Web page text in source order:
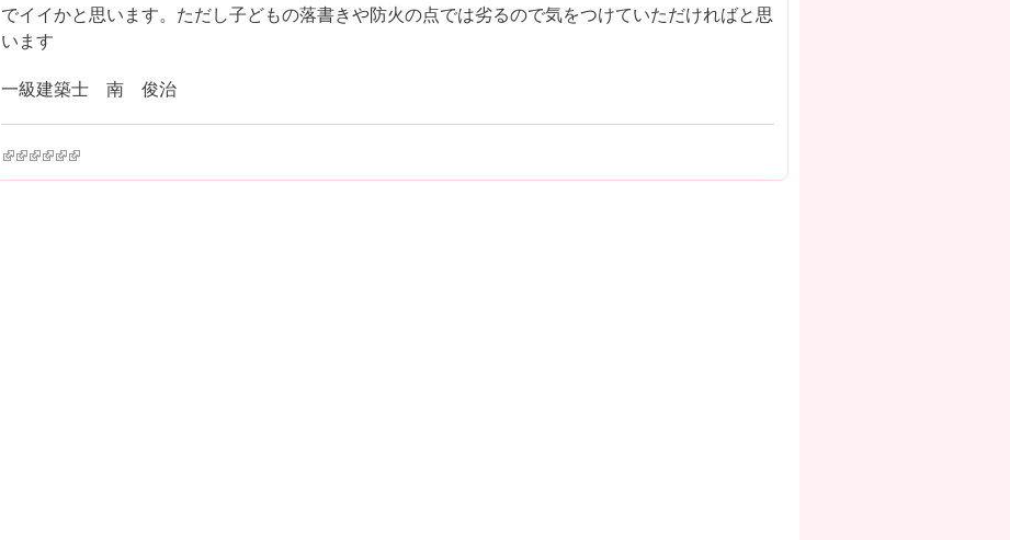
でイイかと思います。ただし子どもの落書きや防火の点では劣るので気をつけていただければと思
います
一級建築士 南 俊治
(link is external)
(link is external)
(link is external)
(link is external)
(link is external)
(link is external)